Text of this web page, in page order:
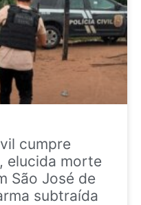
cumpre
elucida morte
São José de
subtraída